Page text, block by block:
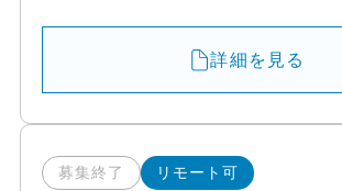
詳細を見る
募集終了 リモート可